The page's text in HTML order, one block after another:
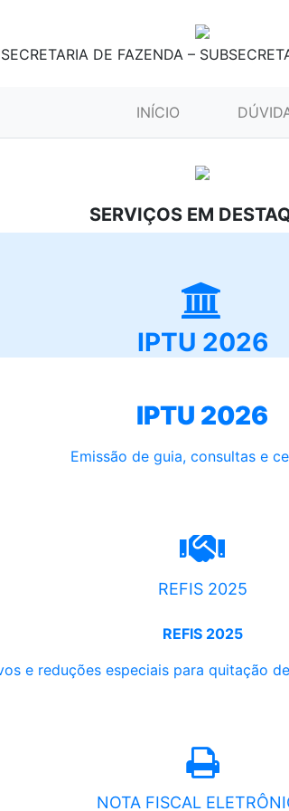
SECRETARIA DE FAZENDA –
INÍCIO (CURRENT)
SERVIÇOS EM
IPTU 2026
IPTU 2026
Emissão de guia, consultas e
REFIS 2025
REFIS 2025
e reduções especiais para quitação
NOTA FISCAL